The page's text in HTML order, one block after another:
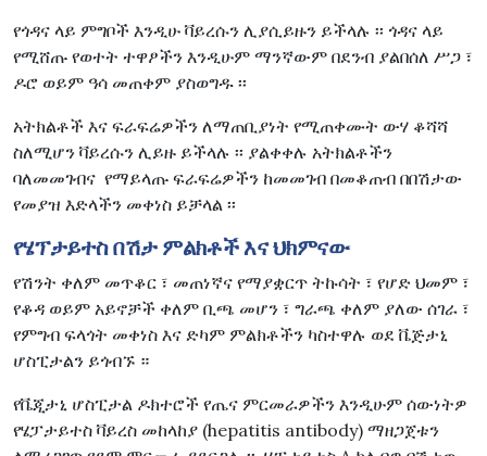
የጎዳና ላይ ምግቦች እንዲሁ ቫይረሱን ሊያሲይዙን ይችላሉ ፡፡ ጎዳና ላይ
የሚሸጡ የወተት ተዋፆችን እንዲሁም ማንኛውም በደንብ ያልበሰለ ሥጋ ፣
ዶሮ ወይም ዓሳ መጠቀም ያስወግዱ ፡፡
አትክልቶች እና ፍራፍሬዎችን ለማጠቢያነት የሚጠቀሙት ውሃ ቆሻሻ
ስለሚሆን ቫይረሱን ሊይዙ ይችላሉ ፡፡ ያልቀቀሉ አትክልቶችን
ባለመመገብና የማይላጡ ፍራፍሬዎችን ከመመገብ በመቆጠብ በበሽታው
የመያዝ እድላችን መቀነስ ይቻላል ፡፡
የሄፕታይተስ በሽታ ምልክቶች እና ህክምናው
የሽንት ቀለም መጥቆር ፣ መጠነኛና የማያቋርጥ ትኩሳት ፣ የሆድ ህመም ፣
የቆዳ ወይም አይኖቻች ቀለም ቢጫ መሆን ፣ ግራጫ ቀለም ያለው ሰገራ ፣
የምግብ ፍላጎት መቀነስ እና ድካም ምልክቶችን ካስተዋሉ ወደ ቬጅታኒ
ሆስፒታልን ይጎብኙ ።
የቬጂታኒ ሆስፒታል ዶክተሮች የጤና ምርመራዎችን እንዲሁም ሰውነትዎ
የሄፓታይተስ ቫይረስ መከላከያ (hepatitis antibody) ማዘጋጀቱን